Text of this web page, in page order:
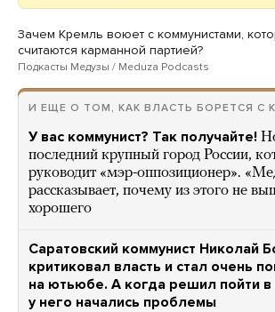
Зачем Кремль воюет с коммунистами,
считаются карманной партией?
Подкасты Медузы / Meduza Podcasts
И ЕЩЕ О ТОМ, КАК ВЛАСТЬ БОРЕТСЯ С
У вас коммунист? Так получайте!
последний крупный город России,
руководит «мэр-оппозиционер».
рассказывает, почему из этого не
хорошего
Саратовский коммунист Николай
критиковал власть и стал очень
на ютьюбе. А когда решил пойти в
у него начались проблемы